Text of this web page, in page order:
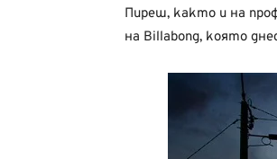
Пиреш, както и на
на Billabong, която